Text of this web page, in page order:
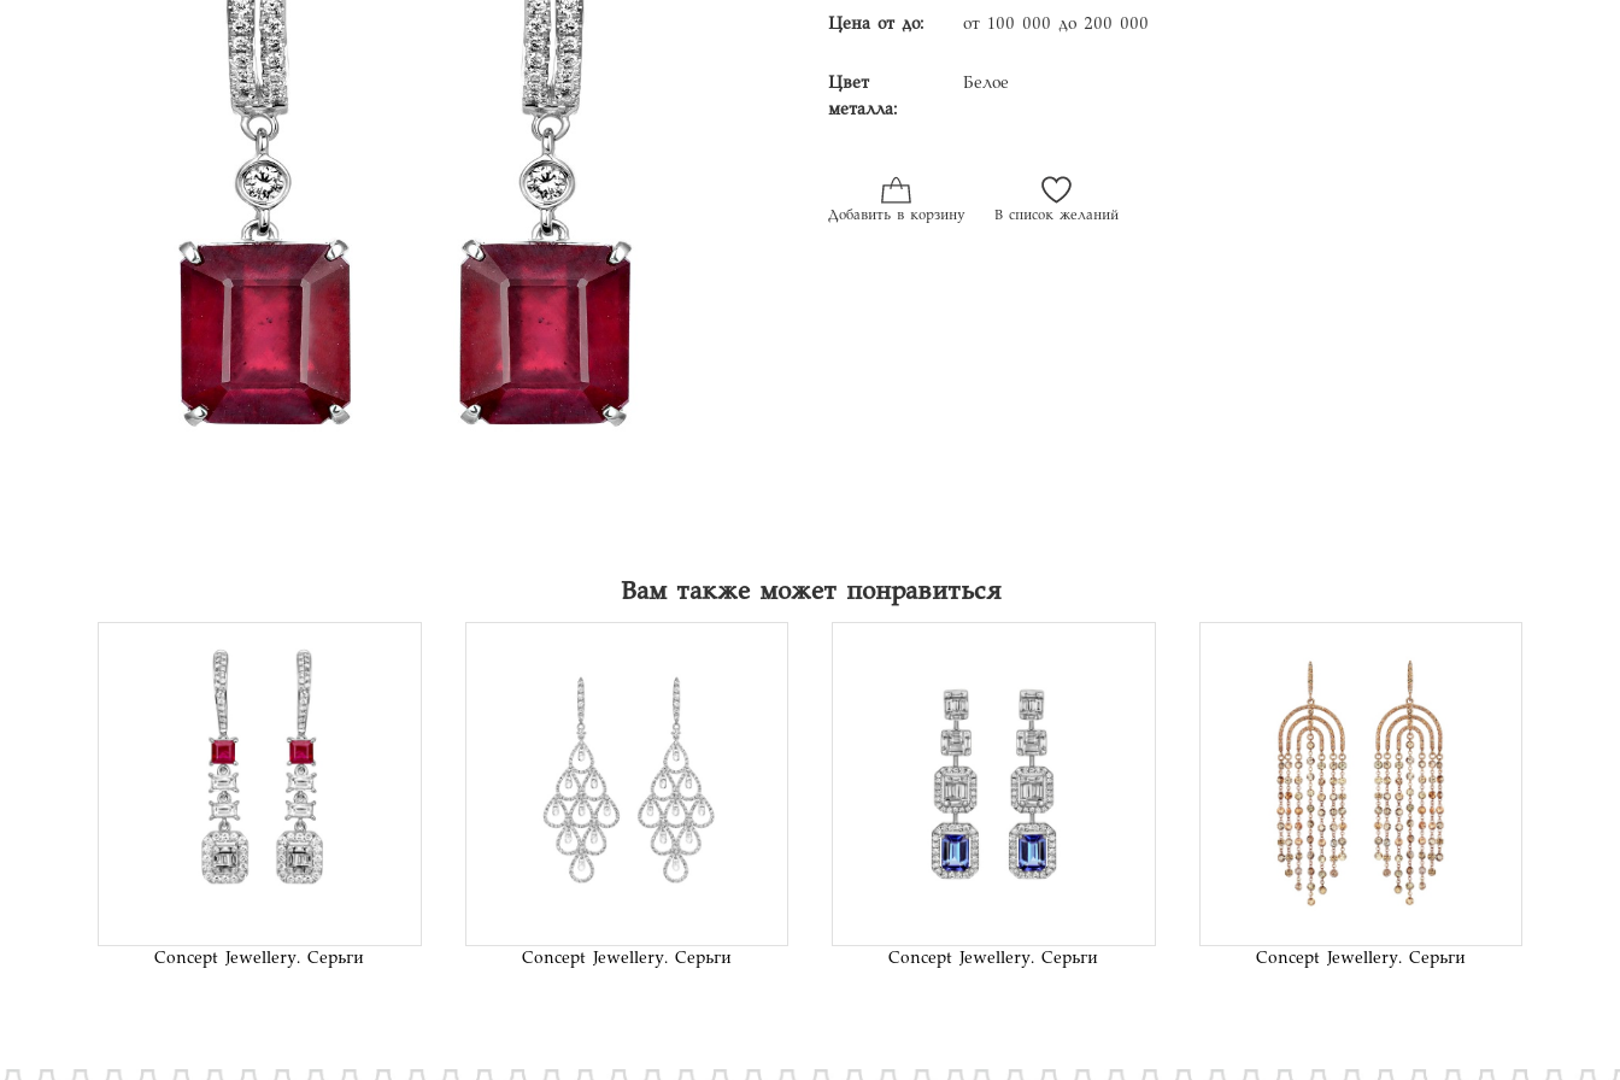
Цена от до: от 100 000 до 200 000
Цвет
металла:
Белое
Добавить в корзину В список желаний
Вам также может понравиться
В список
желаний
Concept Jewellery. Серьги
В список
желаний
Concept Jewellery. Серьги
В список
желаний
Concept Jewellery. Серьги
В список
желаний
Concept Jewellery. Серьги